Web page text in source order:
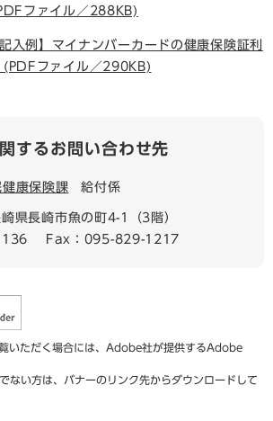
ファイル／288KB)
入例】マイナンバーカードの健康保険証利
(PDFファイル／290KB)
するお問い合わせ先
健康保険課 給付係
県長崎市魚の町4-1（3階）
Fax：095-829-1217
いただく場合には、Adobe社が提供するAdobe
ない方は、バナーのリンク先からダウンロードして